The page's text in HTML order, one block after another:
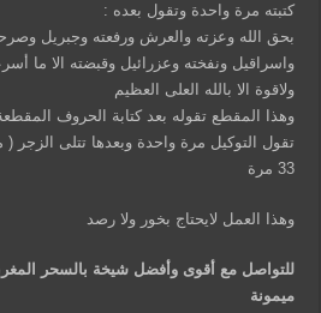
كتبته مرة واحدة وتقول بعده :
بحق الله وعزته والعرش ورفعته وجبريل
واسراقيل ونفخته وعزرائيل وقبضته الا ما
ولاقوة الا بالله العلى العظيم
وهذا المقطع تقوله بعد كتابة الحروف المقطعة بعد
تقول التوكيل مرة واحدة وبعدها تتلى الزجر
33 مرة
وهذا العمل لايحتاج بخور ولا رصد
للتواصل مع أقوى وأفضل شيخة بالسحر
ميمونة